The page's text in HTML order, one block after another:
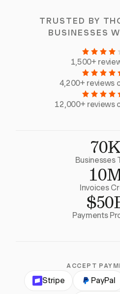
TRUSTED BY
BUSINESSES
1,500+
4,200+ reviews
12,000+ reviews
Businesses
Invoices
Payments
ACCEPT
Stripe PayPal